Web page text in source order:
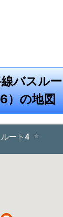
バスル
）の地図